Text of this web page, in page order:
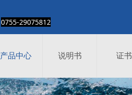
0755-29075812
产品中心 说明书 证书